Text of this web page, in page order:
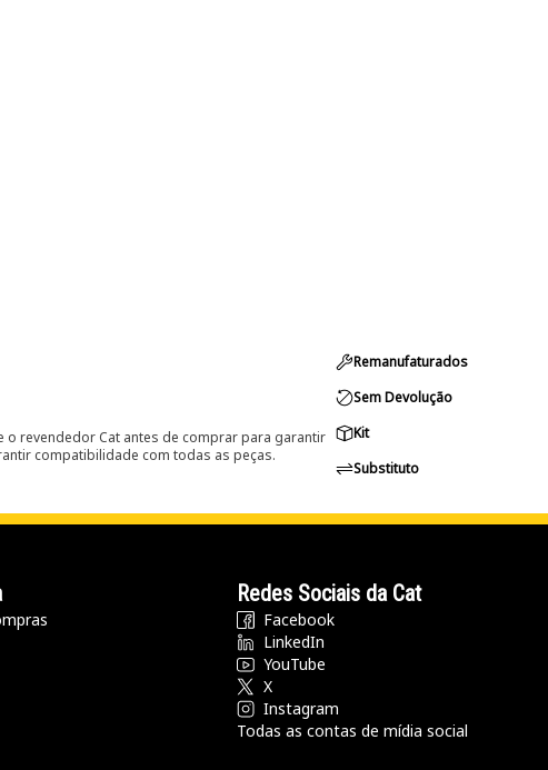
o revendedor Cat antes de comprar para garantir
compatibilidade com todas as peças.
Remanufaturados
Sem Devolução
Kit
Substituto
Redes Sociais da Cat
Facebook
LinkedIn
YouTube
X
Instagram
Todas as contas de mídia social